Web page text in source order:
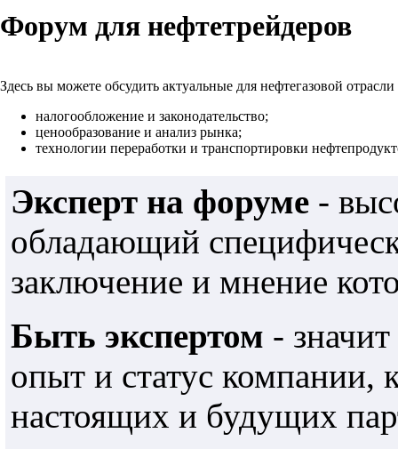
Форум для нефтетрейдеров
Здесь вы можете обсудить актуальные для нефтегазовой
налогообложение и законодательство;
ценообразование и анализ рынка;
технологии переработки и транспортировки
Эксперт на форуме -
обладающий
заключение и мнение
Быть экспертом -
опыт и статус компании,
настоящих и будущих